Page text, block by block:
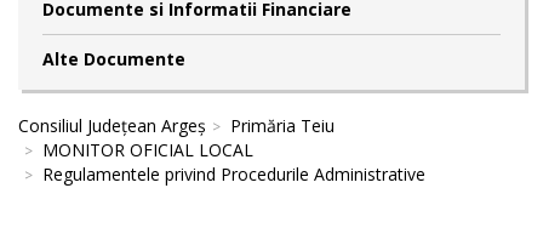
Documente si Informatii Financiare
Alte Documente
Consiliul Județean Argeș
Primăria Teiu
MONITOR OFICIAL LOCAL
Regulamentele privind Procedurile Administrative